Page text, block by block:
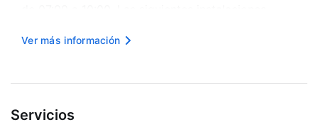
y domingos:
Ver más información
Servicios